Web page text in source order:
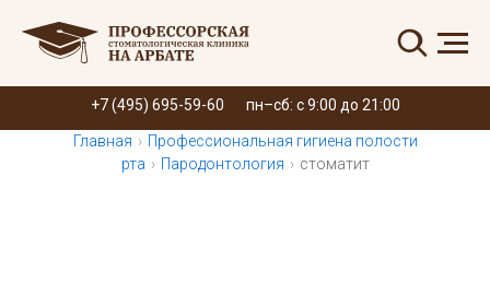
Запись онлайн
+7 (495) 695-59-60 пн–сб: с 9:00 до 21:00
Главная › Профессиональная гигиена полости
рта › Пародонтология › стоматит